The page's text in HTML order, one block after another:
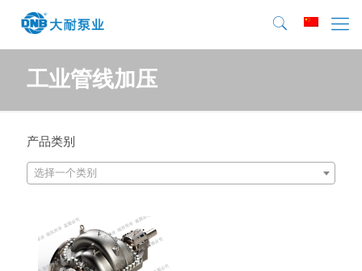
工业管线加压
产品类别
选择一个类别